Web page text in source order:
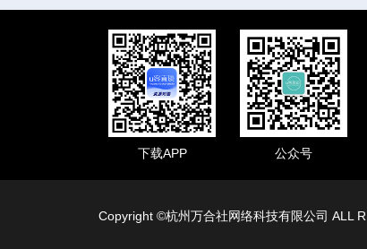
下载APP 公众号
Copyright ©杭州万合社网络科技有限公司 ALL